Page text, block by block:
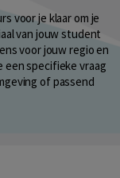
voor je klaar om je
van jouw student
voor jouw regio en
een specifieke vraag
of passend